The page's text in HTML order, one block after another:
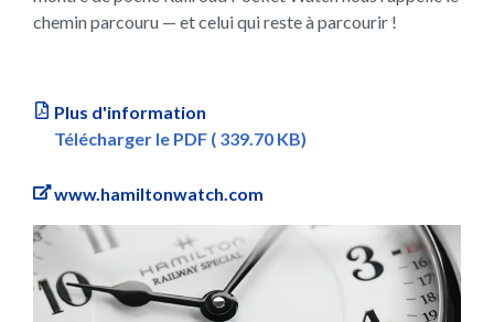
chemin parcouru — et celui qui reste à parcourir !
Plus d'information
Télécharger le PDF ( 339.70 KB)
www.hamiltonwatch.com